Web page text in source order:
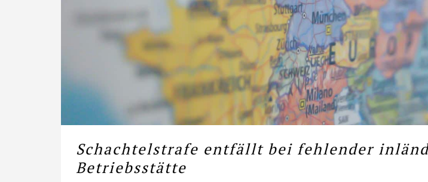
Schachtelstrafe entfällt bei fehlender
Betriebsstätte